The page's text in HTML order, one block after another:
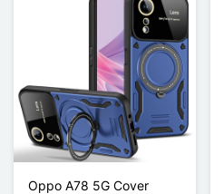
Oppo A78 5G Cover